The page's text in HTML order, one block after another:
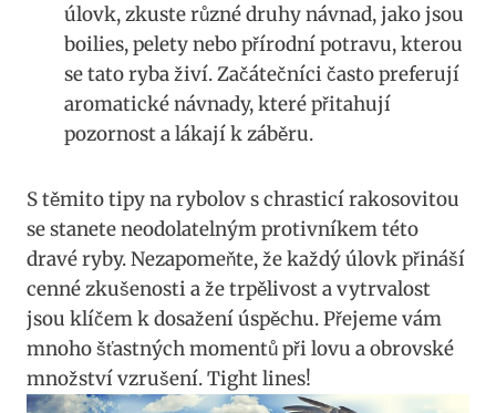
úlovk, zkuste různé ⁢druhy návnad,⁣ jako jsou
boilies, pelety nebo přírodní potravu, kterou
se tato​ ryba živí. ​Začátečníci ‌často preferují
aromatické návnady, které přitahují
pozornost a lákají k záběru.
S těmito ​tipy na rybolov s⁣ chrasticí rakosovitou‍
se ⁢stanete neodolatelným protivníkem této
dravé ryby. Nezapomeňte, že každý úlovk přináší
cenné zkušenosti a‍ že trpělivost a ​vytrvalost
⁣jsou ⁢klíčem k dosažení úspěchu. Přejeme vám
mnoho šťastných momentů ⁤při​ lovu a obrovské​
množství vzrušení. Tight lines!